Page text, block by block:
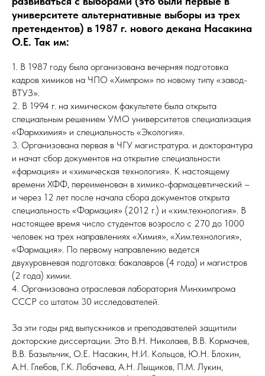
университете альтернативные выборы из трех
претендентов) в 1987 г. нового декана Насакина
О.Е. Так им:
1. В 1987 году была организована вечерняя подготовка
кадров химиков на ЧПО «Химпром» по новому типу «завод-
ВТУЗ».
2. В 1994 г. на химическом факультете была открыта
специальным решением УМО университетов специализация
«Фармхимия» и специальность «Экология».
3. Организована первая в ЧГУ магистратура. и докторантура
и начат сбор документов на открытие специальности
«фармация» и «химическая технология». К настоящему
времени ХФФ, переименован в химико-фармацевтический –
и через 12 лет после начала сбора документов открыта
специальность «Фармация» (2012 г.) и «хим.технология». В
настоящее время число студентов возросло с 270 до 1000
человек на трех направлениях «Химия», «Хим.технология»,
«Фармация». По первому направлению ведется
двухуровневая подготовка: бакалавров (4 года) и магистров
(2 года) химии.
4. Организована отраслевая лаборатория Минхимпрома
СССР со штатом 30 исследователей.
За эти годы ряд выпускников и преподавателей защитили
докторские диссертации. Это В.Н. Николаев, В.В. Кормачев,
В.В. Базыльчик, О.Е. Насакин, Н.И. Кольцов, Ю.Н. Блохин,
А.Н. Глебов, Г.К. Лобачева, А.Н. Лыщиков, П.М. Лукин,